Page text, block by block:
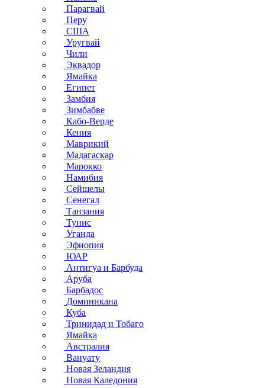
Парагвай
Перу
США
Уругвай
Чили
Эквадор
Ямайка
Египет
Замбия
Зимбабве
Кабо-Верде
Кения
Маврикий
Мадагаскар
Марокко
Намибия
Сейшелы
Сенегал
Танзания
Тунис
Уганда
Эфиопия
ЮАР
Антигуа и Барбуда
Аруба
Барбадос
Доминикана
Куба
Тринидад и Тобаго
Ямайка
Австралия
Вануату
Новая Зеландия
Новая Каледония